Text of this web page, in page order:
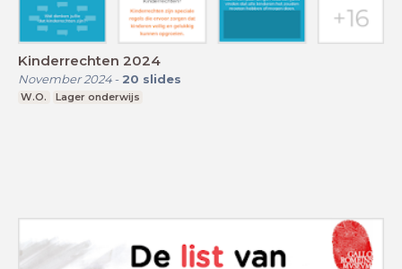
Kinderrechten 2024
November 2024- 20 slides
W.O. Lager onderwijs